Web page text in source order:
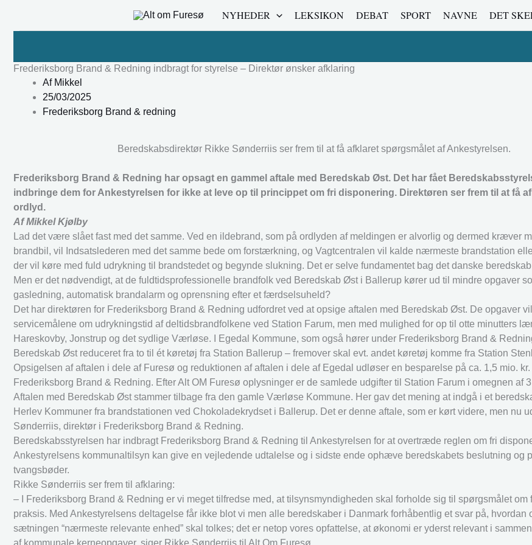
NYHEDER LEKSIKON DEBAT SPORT NAVNE DET
Frederiksborg Brand & Redning indbragt for styrelse – Direktør ønsker afklaring
AfMikkel
25/03/2025
Frederiksborg Brand & redning
Beredskabsdirektør Rikke Sønderriis ser frem til at få afklaret spørgsmålet af Ankestyrelsen.
Frederiksborg Brand & Redning har opsagt en gammel aftale med Beredskab Øst. Det har fået
indbringe dem for Ankestyrelsen for ikke at leve op til princippet om fri disponering. Direktøren ser frem til at få
ordlyd.
Af Mikkel Kjølby
Lad det være slået fast med det samme. Ved en ildebrand, som på ordlyden af meldingen er alvorlig og dermed kræver
brandbil, vil Indsatslederen med det samme bede om forstærkning, og Vagtcentralen vil kalde nærmeste brandstation
der vil køre med fuld udrykning til brandstedet og begynde slukning. Det er selve fundamentet bag det danske
Men er det nødvendigt, at de fuldtidsprofessionelle brandfolk ved Beredskab Øst i Ballerup kører ud til mindre opgaver
gasledning, automatisk brandalarm og oprensning efter et færdselsuheld?
Det har direktøren for Frederiksborg Brand & Redning udfordret ved at opsige aftalen med Beredskab Øst. De opgaver
servicemålene om udrykningstid af deltidsbrandfolkene ved Station Farum, men med mulighed for op til otte minutters
Hareskovby, Jonstrup og det sydlige Værløse. I Egedal Kommune, som også hører under Frederiksborg Brand &
Beredskab Øst reduceret fra to til ét køretøj fra Station Ballerup – fremover skal evt. andet køretøj komme fra Station
Opsigelsen af aftalen i dele af Furesø og reduktionen af aftalen i dele af Egedal udløser en besparelse på ca. 1,5 mio. kr.
Frederiksborg Brand & Redning. Efter Alt OM Furesø oplysninger er de samlede udgifter til Station Farum i omegnen af
Aftalen med Beredskab Øst stammer tilbage fra den gamle Værløse Kommune. Her gav det mening at indgå i et
Herlev Kommuner fra brandstationen ved Chokoladekrydset i Ballerup. Det er denne aftale, som er kørt videre, men nu
Sønderriis, direktør i Frederiksborg Brand & Redning.
Beredskabsstyrelsen har indbragt Frederiksborg Brand & Redning til Ankestyrelsen for at overtræde reglen om fri
Ankestyrelsens kommunaltilsyn kan give en vejledende udtalelse og i sidste ende ophæve beredskabets beslutning og
tvangsbøder.
Rikke Sønderriis ser frem til afklaring:
– I Frederiksborg Brand & Redning er vi meget tilfredse med, at tilsynsmyndigheden skal forholde sig til spørgsmålet om
praksis. Med Ankestyrelsens deltagelse får ikke blot vi men alle beredskaber i Danmark forhåbentlig et svar på, hvordan
sætningen “nærmeste relevante enhed” skal tolkes; det er netop vores opfattelse, at økonomi er yderst relevant i
af kommunale kerneopgaver, siger Rikke Sønderriis til Alt Om Furesø.